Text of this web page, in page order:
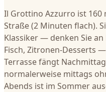
Il Grottino Azzurro ist
Straße (2 Minuten flach).
Klassiker — denken Sie
Fisch, Zitronen-Desserts
Terrasse fängt
normalerweise mittags
Abends ist im Sommer